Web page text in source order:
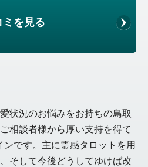
ミを見る
状況のお悩みをお持ちの鳥取
相談者様から厚い支持を得て
です。主に霊感タロットを用
そして今後どうしてゆけば改